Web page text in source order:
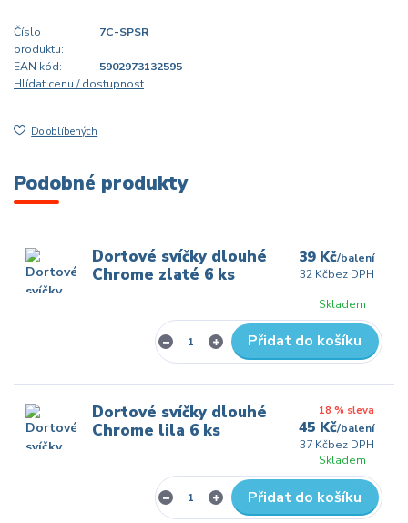
Číslo
produktu:
7C-SPSR
EAN kód:
5902973132595
Hlídat cenu / dostupnost
Do oblíbených
Podobné produkty
Dortové svíčky dlouhé
Chrome zlaté 6 ks
39 Kč/balení
32 Kčbez DPH
Skladem
Přidat do košíku
Dortové svíčky dlouhé
Chrome lila 6 ks
18 % sleva
45 Kč/balení
37 Kčbez DPH
Skladem
Přidat do košíku